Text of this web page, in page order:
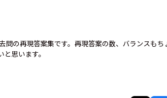
問の再現答案集です。再現答案の数、バランスもち
思います。